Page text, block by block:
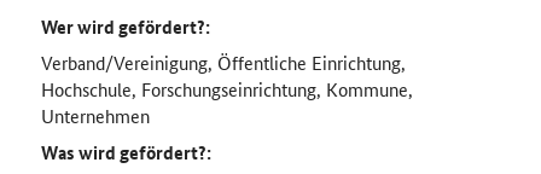
Wer wird gefördert?:
Verband/Vereinigung, Öffentliche Einrichtung,
Hochschule, Forschungseinrichtung, Kommune,
Unternehmen
Was wird gefördert?: